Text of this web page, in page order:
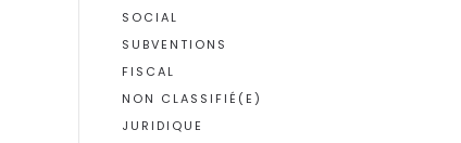
SOCIAL
SUBVENTIONS
FISCAL
NON CLASSIFIÉ(E)
JURIDIQUE